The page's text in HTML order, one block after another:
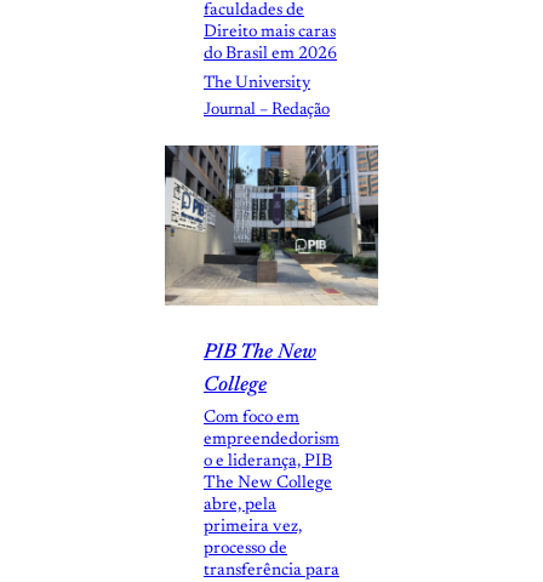
faculdades de
Direito mais caras
do Brasil em 2026
The University
Journal – Redação
PIB The New
College
Com foco em
empreendedorism
o e liderança, PIB
The New College
abre, pela
primeira vez,
processo de
transferência para